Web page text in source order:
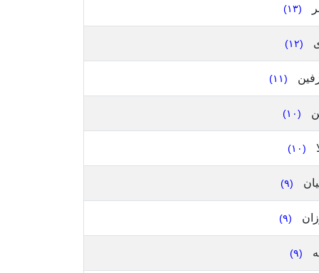
(١٣)
(١٢)
(١١)
(١٠)
(١٠)
(٩)
(٩)
(٩)